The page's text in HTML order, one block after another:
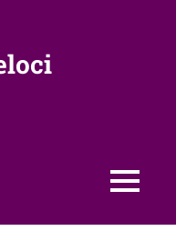
MENU